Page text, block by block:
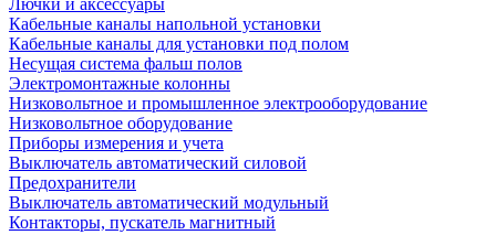
Лючки и аксессуары
Кабельные каналы напольной установки
Кабельные каналы для установки под полом
Несущая система фальш полов
Электромонтажные колонны
Низковольтное и промышленное электрооборудование
Низковольтное оборудование
Приборы измерения и учета
Выключатель автоматический силовой
Предохранители
Выключатель автоматический модульный
Контакторы, пускатель магнитный